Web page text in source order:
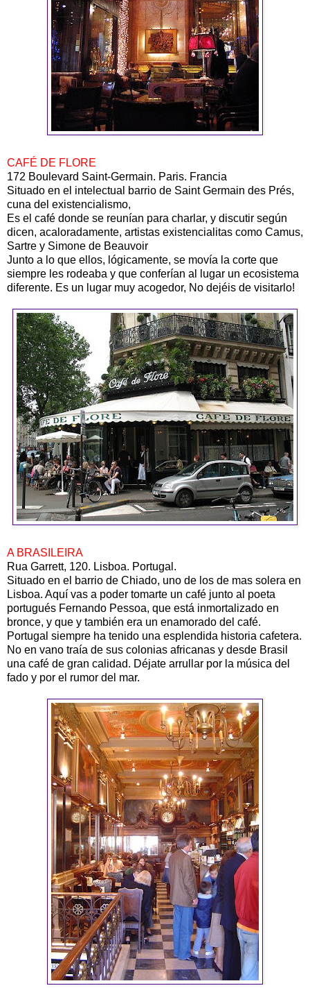
CAFÉ DE FLORE
172 Boulevard Saint-Germain. Paris. Francia
Situado en el intelectual barrio de Saint Germain des Prés,
cuna del existencialismo,
Es el café donde se reunían para charlar, y discutir según
dicen, acaloradamente, artistas existencialitas como Camus,
Sartre y Simone de Beauvoir
Junto a lo que ellos, lógicamente, se movía la corte que
siempre les rodeaba y que conferían al lugar un ecosistema
diferente. Es un lugar muy acogedor, No dejéis de visitarlo!
A BRASILEIRA
Rua Garrett, 120. Lisboa. Portugal.
Situado en el barrio de Chiado, uno de los de mas solera en
Lisboa. Aquí vas a poder tomarte un café junto al poeta
portugués Fernando Pessoa, que está inmortalizado en
bronce, y que y también era un enamorado del café.
Portugal siempre ha tenido una esplendida historia cafetera.
No en vano traía de sus colonias africanas y desde Brasil
una café de gran calidad. Déjate arrullar por la música del
fado y por el rumor del mar.